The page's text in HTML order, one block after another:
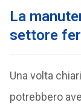
La
settore
Una volta
potrebbero